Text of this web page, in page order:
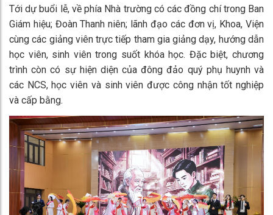
Tới dự buổi lễ, về phía Nhà trường có các đồng chí trong Ban
Giám hiệu; Đoàn Thanh niên; lãnh đạo các đơn vị, Khoa, Viện
cùng các giảng viên trực tiếp tham gia giảng dạy, hướng dẫn
học viên, sinh viên trong suốt khóa học. Đặc biệt, chương
trình còn có sự hiện diện của đông đảo quý phụ huynh và
các NCS, học viên và sinh viên được công nhận tốt nghiệp
và cấp bằng.